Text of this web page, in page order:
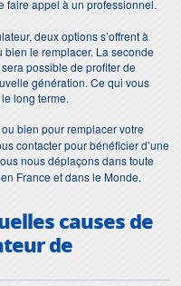
faire appel à un professionnel.
deux options s’offrent à
le remplacer. La seconde
possible de profiter de
génération. Ce qui vous
long terme.
bien pour remplacer votre
contacter pour bénéficier d’une
nous déplaçons dans toute
France et dans le Monde.
causes de
de